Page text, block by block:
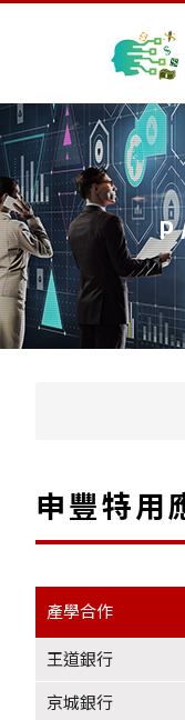
申豐特用
產學合作
王道銀行
京城銀行